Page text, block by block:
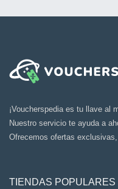
¡Voucherspedia es tu llave al
Nuestro servicio te ayuda a
Ofrecemos ofertas
TIENDAS POPULARES